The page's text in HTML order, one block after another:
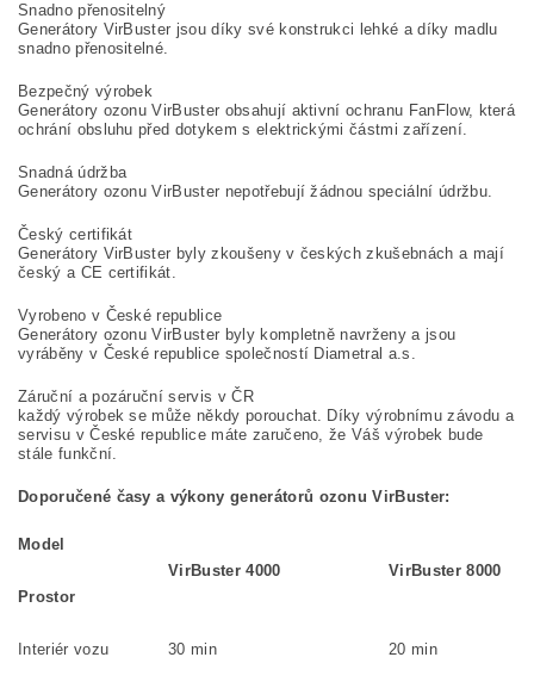
Snadno přenositelný
Generátory VirBuster jsou díky své konstrukci lehké a díky madlu
snadno přenositelné.
Bezpečný výrobek
Generátory ozonu VirBuster obsahují aktivní ochranu FanFlow, která
ochrání obsluhu před dotykem s elektrickými částmi zařízení.
Snadná údržba
Generátory ozonu VirBuster nepotřebují žádnou speciální údržbu.
Český certifikát
Generátory VirBuster byly zkoušeny v českých zkušebnách a mají
český a CE certifikát.
Vyrobeno v České republice
Generátory ozonu VirBuster byly kompletně navrženy a jsou
vyráběny v České republice společností Diametral a.s.
Záruční a pozáruční servis v ČR
každý výrobek se může někdy porouchat. Díky výrobnímu závodu a
servisu v České republice máte zaručeno, že Váš výrobek bude
stále funkční.
Doporučené časy a výkony generátorů ozonu VirBuster:
Model
VirBuster 4000
VirBuster 8000
Prostor
Interiér vozu 30 min 20 min